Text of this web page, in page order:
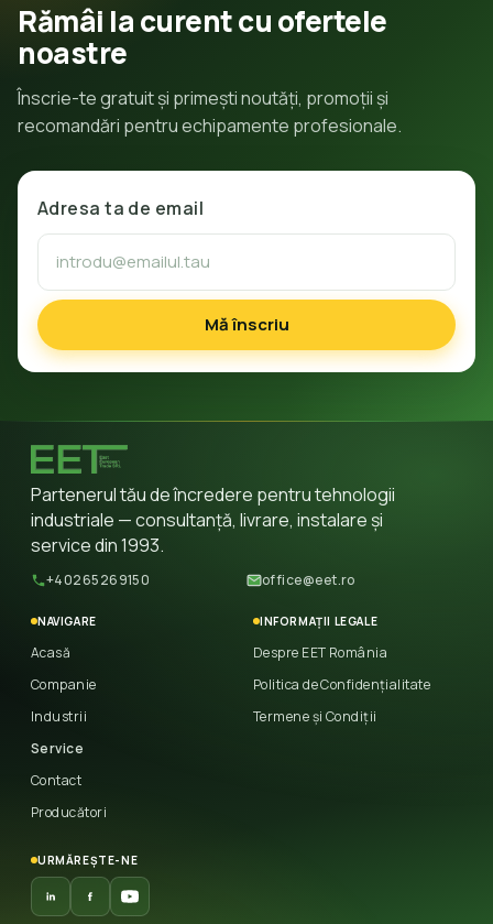
Rămâi la curent cu ofertele
noastre
Înscrie-te gratuit și primești noutăți, promoții și
recomandări pentru echipamente profesionale.
Adresa ta de email
Mă înscriu
Partenerul tău de încredere pentru tehnologii
industriale — consultanță, livrare, instalare și
service din 1993.
+40265269150 office@eet.ro
NAVIGARE
Acasă
Companie
Industrii
Service
Contact
Producători
INFORMAȚII LEGALE
Despre EET România
Politica de Confidențialitate
Termene și Condiții
URMĂREȘTE-NE